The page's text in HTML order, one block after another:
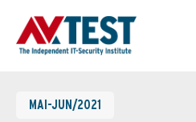
MAI-JUN/2021